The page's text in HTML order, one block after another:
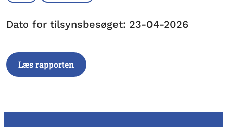
Dato for tilsynsbesøget: 23-04-2026
Læs rapporten